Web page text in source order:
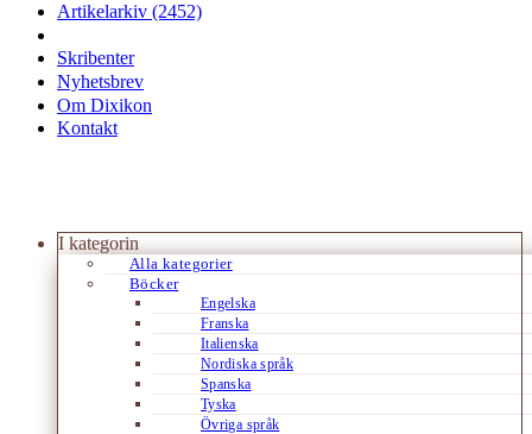
Artikelarkiv (2452)
Skribenter
Nyhetsbrev
Om Dixikon
Kontakt
I kategorin
Alla kategorier
Böcker
Engelska
Franska
Italienska
Nordiska språk
Spanska
Tyska
Övriga språk